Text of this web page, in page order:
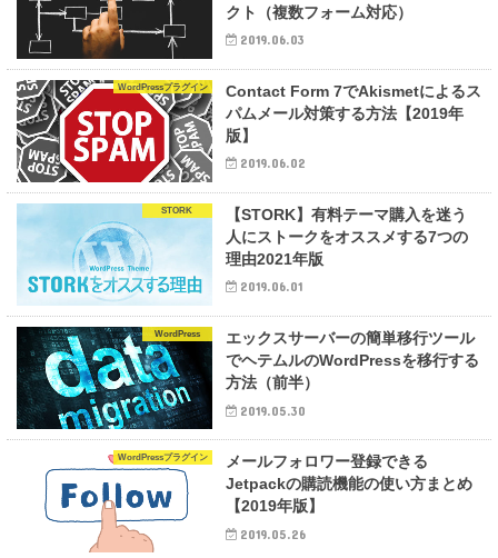
クト（複数フォーム対応）
2019.06.03
WordPressプラグイン
Contact Form 7でAkismetによるス
パムメール対策する方法【2019年
版】
2019.06.02
STORK
【STORK】有料テーマ購入を迷う
人にストークをオススメする7つの
理由2021年版
2019.06.01
WordPress
エックスサーバーの簡単移行ツール
でヘテムルのWordPressを移行する
方法（前半）
2019.05.30
WordPressプラグイン
メールフォロワー登録できる
Jetpackの購読機能の使い方まとめ
【2019年版】
2019.05.26